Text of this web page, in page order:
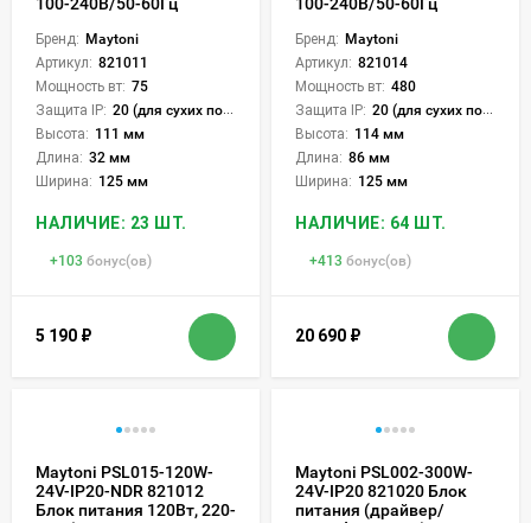
Бренд: Maytoni
Артикул: 821011
Мощность вт: 75
Защита IP: 20 (для сухих пом.)
Высота: 111 мм
Длина: 32 мм
Ширина: 125 мм
НАЛИЧИЕ: 23 ШТ.
+103 бонус(ов)
5 190 ₽
Бренд: Maytoni
Артикул: 821014
Мощность вт: 480
Защита IP: 20 (для сухих пом.)
Высота: 114 мм
Длина: 86 мм
Ширина: 125 мм
НАЛИЧИЕ: 64 ШТ.
+413 бонус(ов)
20 690 ₽
Maytoni PSL015-120W-
24V-IP20-NDR 821012
Блок питания 120Вт, 220-
Maytoni PSL002-300W-
24V-IP20 821020 Блок
питания (драйвер/